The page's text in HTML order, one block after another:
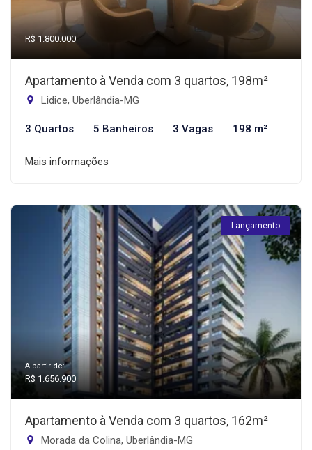
R$ 1.800.000
Apartamento à Venda com 3 quartos, 198m²
Lidice, Uberlândia-MG
3 Quartos 5 Banheiros 3 Vagas 198 m²
Mais informações
Lançamento
A partir de:
R$ 1.656.900
Apartamento à Venda com 3 quartos, 162m²
Morada da Colina, Uberlândia-MG